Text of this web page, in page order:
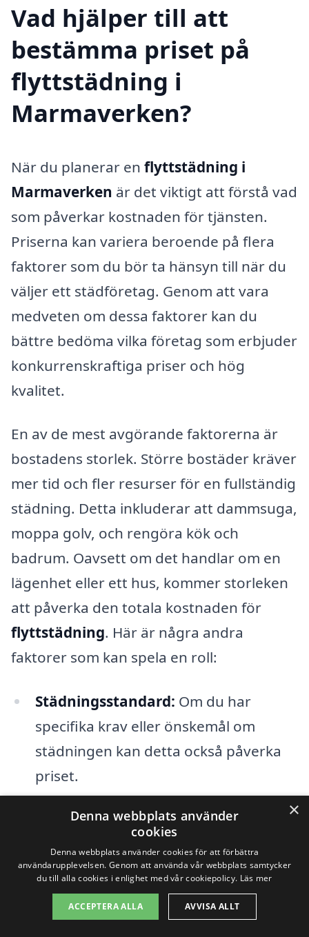
Vad hjälper till att
bestämma priset på
flyttstädning i
Marmaverken?
När du planerar en flyttstädning i
Marmaverken är det viktigt att förstå vad
som påverkar kostnaden för tjänsten.
Priserna kan variera beroende på flera
faktorer som du bör ta hänsyn till när du
väljer ett städföretag. Genom att vara
medveten om dessa faktorer kan du
bättre bedöma vilka företag som erbjuder
konkurrenskraftiga priser och hög
kvalitet.
En av de mest avgörande faktorerna är
bostadens storlek. Större bostäder kräver
mer tid och fler resurser för en fullständig
städning. Detta inkluderar att dammsuga,
moppa golv, och rengöra kök och
badrum. Oavsett om det handlar om en
lägenhet eller ett hus, kommer storleken
att påverka den totala kostnaden för
flyttstädning. Här är några andra
faktorer som kan spela en roll:
Städningsstandard: Om du har
specifika krav eller önskemål om
städningen kan detta också påverka
priset.
Transportkostnader: Om städfirman
behöver köra längre sträckor till din
bostad, kan det tillkomma
transportavgifter.
Extra tjänster:Många städfirmor
×
Denna webbplats använder
cookies
Denna webbplats använder cookies för att förbättra
användarupplevelsen. Genom att använda vår webbplats samtycker
du till alla cookies i enlighet med vår cookiepolicy. Läs mer
ACCEPTERA ALLA AVVISA ALLT